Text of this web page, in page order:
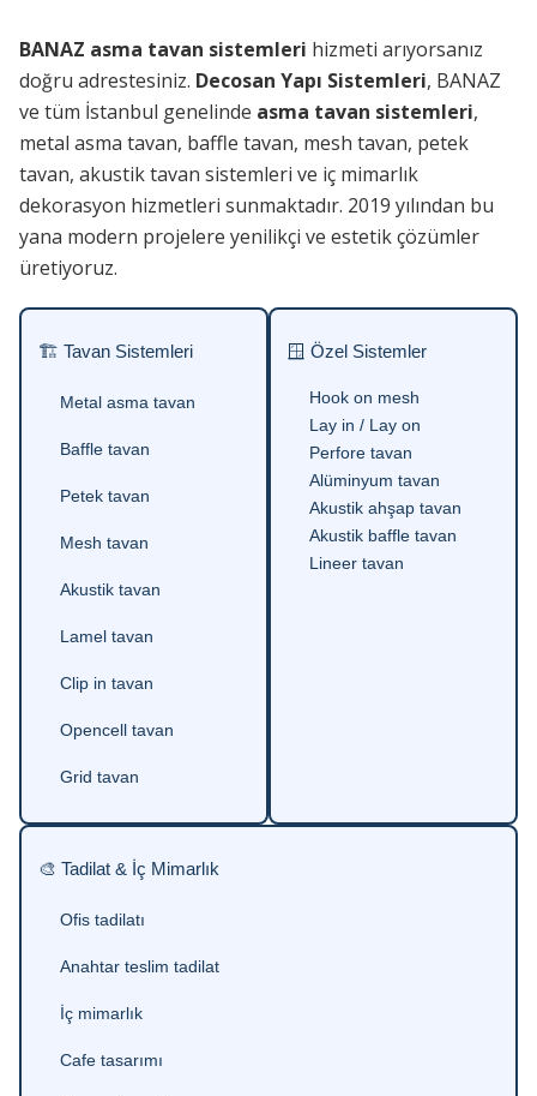
BANAZ asma tavan sistemleri hizmeti arıyorsanız
doğru adrestesiniz. Decosan Yapı Sistemleri, BANAZ
ve tüm İstanbul genelinde asma tavan sistemleri,
metal asma tavan, baffle tavan, mesh tavan, petek
tavan, akustik tavan sistemleri ve iç mimarlık
dekorasyon hizmetleri sunmaktadır. 2019 yılından bu
yana modern projelere yenilikçi ve estetik çözümler
üretiyoruz.
🏗 Tavan Sistemleri
Metal asma tavan
Baffle tavan
Petek tavan
Mesh tavan
Akustik tavan
Lamel tavan
Clip in tavan
Opencell tavan
Grid tavan
🪟 Özel Sistemler
Hook on mesh
Lay in / Lay on
Perfore tavan
Alüminyum tavan
Akustik ahşap tavan
Akustik baffle tavan
Lineer tavan
🎨 Tadilat & İç Mimarlık
Ofis tadilatı
Anahtar teslim tadilat
İç mimarlık
Cafe tasarımı